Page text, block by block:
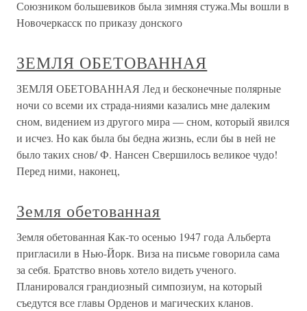
Союзником большевиков была зимняя стужа.Мы вошли в
Новочеркасск по приказу донского
ЗЕМЛЯ ОБЕТОВАННАЯ
ЗЕМЛЯ ОБЕТОВАННАЯ Лед и бесконечные полярные
ночи со всеми их страда-ниями казались мне далеким
сном, видением из другого мира — сном, который явился
и исчез. Но как была бы бедна жизнь, если бы в ней не
было таких снов/ Ф. Нансен Свершилось великое чудо!
Перед ними, наконец,
Земля обетованная
Земля обетованная Как-то осенью 1947 года Альберта
пригласили в Нью-Йорк. Виза на письме говорила сама
за себя. Братство вновь хотело видеть ученого.
Планировался грандиозный симпозиум, на который
съедутся все главы Орденов и магических кланов.